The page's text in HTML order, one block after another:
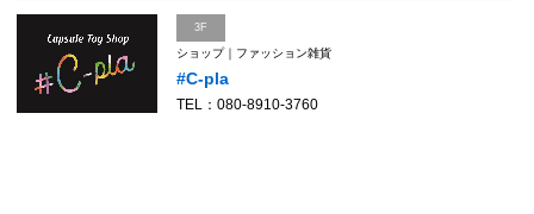
3F
ショップ｜ファッション雑貨
#C-pla
TEL：080-8910-3760